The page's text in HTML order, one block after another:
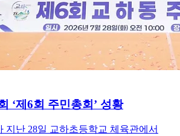
‘제6회 주민총회’ 성황
지난 28일 교하초등학교 체육관에서